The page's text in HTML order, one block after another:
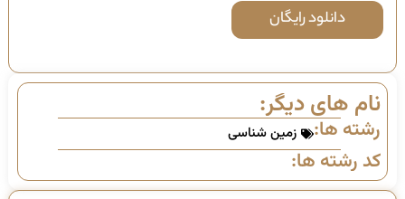
دانلود رایگان
نام های دیگر:
رشته ها: زمین شناسی
کد رشته ها: